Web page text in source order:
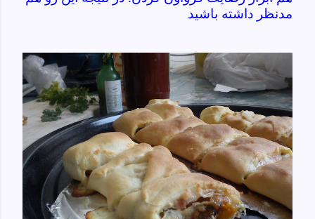
مدنظر داشته باشید